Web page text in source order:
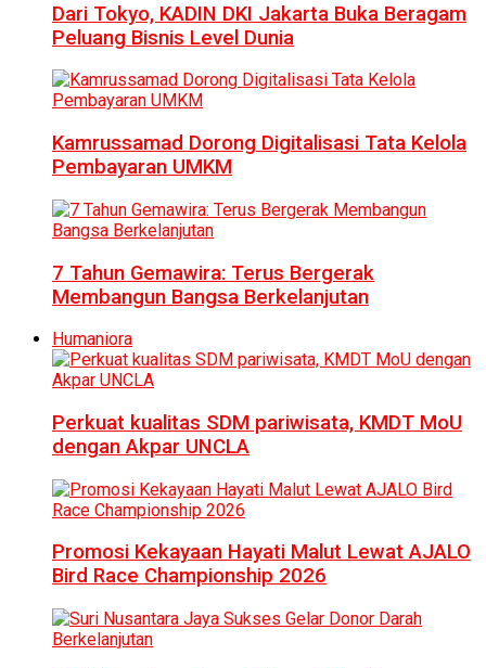
Dari Tokyo, KADIN DKI Jakarta Buka Beragam
Peluang Bisnis Level Dunia
Kamrussamad Dorong Digitalisasi Tata Kelola
Pembayaran UMKM
7 Tahun Gemawira: Terus Bergerak
Membangun Bangsa Berkelanjutan
Humaniora
Perkuat kualitas SDM pariwisata, KMDT MoU
dengan Akpar UNCLA
Promosi Kekayaan Hayati Malut Lewat AJALO
Bird Race Championship 2026